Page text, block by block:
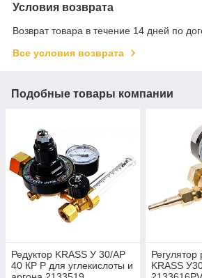
Условия возврата
Возврат товара в течение 14 дней по
Все условия возврата
Подобные товары компании
Редуктор KRASS У 30/АР
40 КР Р для углекислоты и
Регулятор
KRASS